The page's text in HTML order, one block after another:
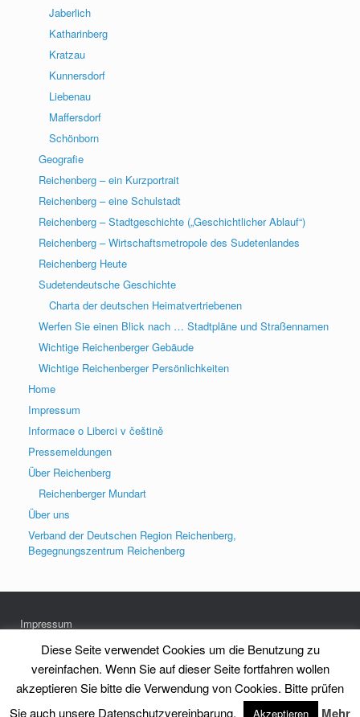
Jaberlich
Katharinberg
Kratzau
Kunnersdorf
Liebenau
Maffersdorf
Schönborn
Geografie
Reichenberg – ein Kurzportrait
Reichenberg – eine Schulstadt
Reichenberg – Stadtgeschichte („Geschichtlicher Ablauf“)
Reichenberg – Wirtschaftsmetropole des Sudetenlandes
Reichenberg Heute
Sudetendeutsche Geschichte
Charta der deutschen Heimatvertriebenen
Werfen Sie einen Blick nach … Stadtpläne und Straßennamen
Wichtige Reichenberger Gebäude
Wichtige Reichenberger Persönlichkeiten
Home
Impressum
Informace o Liberci v češtině
Pressemeldungen
Über Reichenberg
Reichenberger Mundart
Über uns
Verband der Deutschen Region Reichenberg,
Begegnungszentrum Reichenberg
Impressum
Datenschutz
Theme bySiteOrigin
Diese Seite verwendet Cookies um die Benutzung zu
vereinfachen. Wenn Sie auf dieser Seite fortfahren wollen
akzeptieren Sie bitte die Verwendung von Cookies. Bitte prüfen
Sie auch unsere Datenschutzvereinbarung.
Akzeptieren Mehr